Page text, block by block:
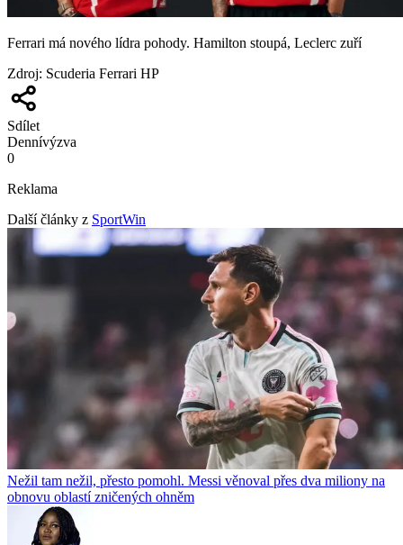
Ferrari má nového lídra pohody. Hamilton stoupá, Leclerc zuří
Zdroj: Scuderia Ferrari HP
Sdílet
Dennívýzva
0
Reklama
Další články z SportWin
Nežil tam nežil, přesto pomohl. Messi věnoval přes dva miliony na
obnovu oblastí zničených ohněm